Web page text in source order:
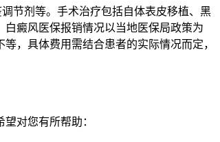
节剂等。手术治疗包括自体表皮移植、黑
癜风医保报销情况以当地医保局政策为
，具体费用需结合患者的实际情况而定，
对您有所帮助：